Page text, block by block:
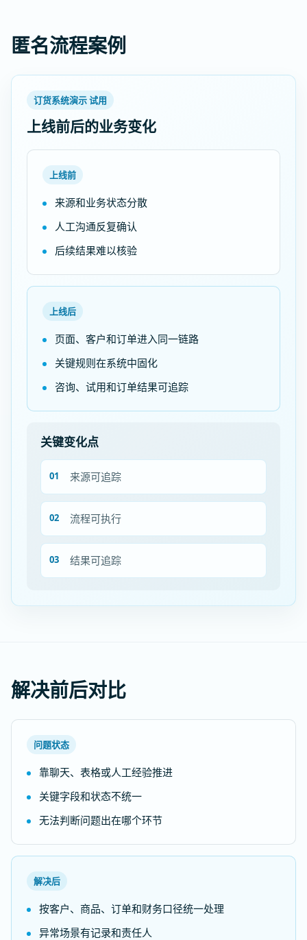
匿名流程案例
订货系统演示 试用
上线前后的业务变化
上线前
来源和业务状态分散
人工沟通反复确认
后续结果难以核验
上线后
页面、客户和订单进入同一链路
关键规则在系统中固化
咨询、试用和订单结果可追踪
关键变化点
来源可追踪
流程可执行
结果可追踪
解决前后对比
问题状态
靠聊天、表格或人工经验推进
关键字段和状态不统一
无法判断问题出在哪个环节
解决后
按客户、商品、订单和财务口径统一处理
异常场景有记录和责任人